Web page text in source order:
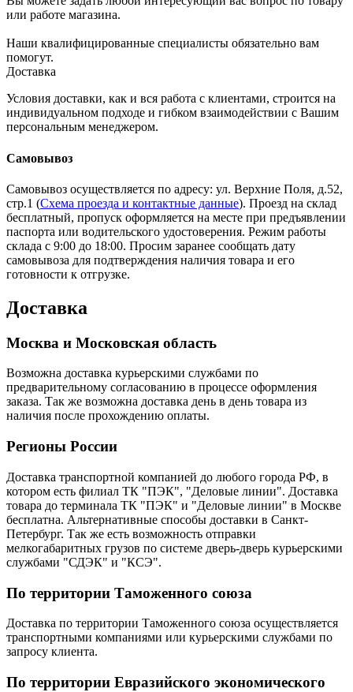
или работе магазина.
Наши квалифицированные специалисты обязательно вам
помогут.
Доставка
Условия доставки, как и вся работа с клиентами, строится на
индивидуальном подходе и гибком взаимодействии с Вашим
персональным менеджером.
Самовывоз
Самовывоз осуществляется по адресу: ул. Верхние Поля, д.52,
стр.1 (Схема проезда и контактные данные). Проезд на склад
бесплатный, пропуск оформляется на месте при предъявлении
паспорта или водительского удостоверения. Режим работы
склада с 9:00 до 18:00. Просим заранее сообщать дату
самовывоза для подтверждения наличия товара и его
готовности к отгрузке.
Доставка
Москва и Московская область
Возможна доставка курьерскими службами по
предварительному согласованию в процессе оформления
заказа. Так же возможна доставка день в день товара из
наличия после прохождению оплаты.
Регионы России
Доставка транспортной компанией до любого города РФ, в
котором есть филиал ТК "ПЭК", "Деловые линии". Доставка
товара до терминала ТК "ПЭК" и "Деловые линии" в Москве
бесплатна. Альтернативные способы доставки в Санкт-
Петербург. Так же есть возможность отправки
мелкогабаритных грузов по системе дверь-дверь курьерскими
службами "СДЭК" и "КСЭ".
По территории Таможенного союза
Доставка по территории Таможенного союза осуществляется
транспортными компаниями или курьерскими службами по
запросу клиента.
По территории Евразийского экономического